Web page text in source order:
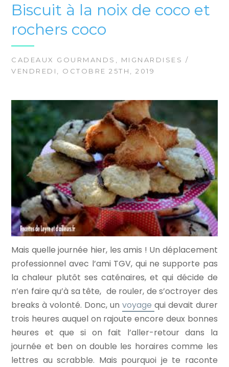
Biscuit à la noix de coco et
rochers coco
CADEAUX GOURMANDS MIGNARDISES /
VENDREDI, OCTOBRE 25TH, 2019
Mais quelle journée hier, les amis ! Un déplacement
professionnel avec l’ami TGV, qui ne supporte pas
la chaleur plutôt ses caténaires, et qui décide de
n’en faire qu’à sa tête, de rouler, de s’octroyer des
breaks à volonté. Donc, un voyage qui devait durer
trois heures auquel on rajoute encore deux bonnes
heures et que si on fait l’aller-retour dans la
journée et ben on double les horaires comme les
lettres au scrabble. Mais pourquoi je te raconte